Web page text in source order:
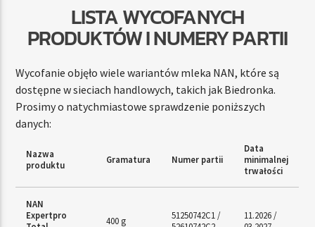
LISTA WYCOFANYCH
PRODUKTÓW I NUMERY PARTII
Wycofanie objęło wiele wariantów mleka NAN, które są
dostępne w sieciach handlowych, takich jak Biedronka.
Prosimy o natychmiastowe sprawdzenie poniższych
danych:
Nazwa
produktu
Gramatura Numer partii
Data
minimalnej
trwałości
NAN
Expertpro
400 g
51250742C1 /
11.2026 /